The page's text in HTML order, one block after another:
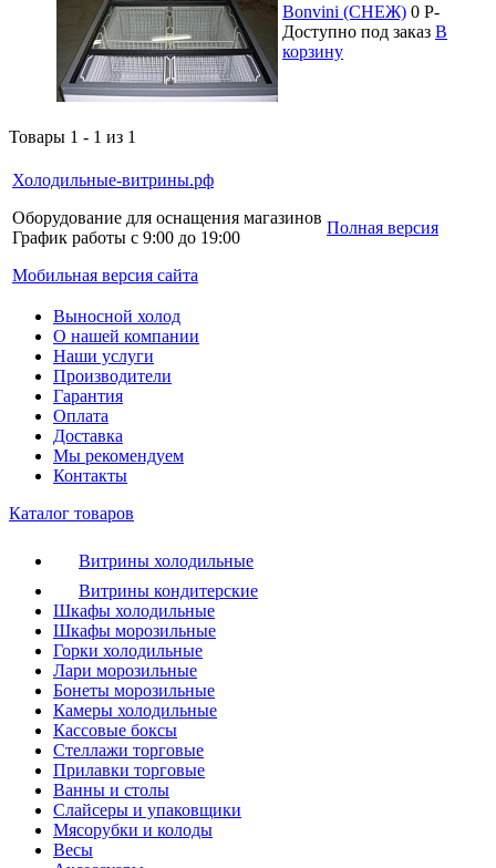
Bonvini (СНЕЖ) 0 P-
Доступно под заказ В
корзину
Товары 1 - 1 из 1
Холодильные-витрины.рф
Оборудование для оснащения магазинов
График работы с 9:00 до 19:00
Мобильная версия сайта
Полная версия
Выносной холод
О нашей компании
Наши услуги
Производители
Гарантия
Оплата
Доставка
Мы рекомендуем
Контакты
Каталог товаров
Витрины холодильные
Витрины кондитерские
Шкафы холодильные
Шкафы морозильные
Горки холодильные
Лари морозильные
Бонеты морозильные
Камеры холодильные
Кассовые боксы
Стеллажи торговые
Прилавки торговые
Ванны и столы
Слайсеры и упаковщики
Мясорубки и колоды
Весы